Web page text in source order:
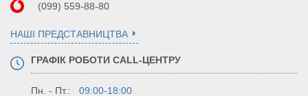
(099) 559-88-80
НАШІ ПРЕДСТАВНИЦТВА
ГРАФІК РОБОТИ CALL-ЦЕНТРУ
Пн. - Пт.: 09:00-18:00